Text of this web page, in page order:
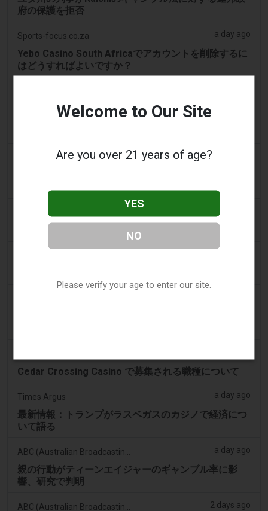
府の保護を拒否
Sports-focus.co.za a day ago
Yebo Casino South Africaでアカウントを削除するに
はどうすればよいですか？
マスターカードを使用するオンラインギャンブル施設
での最高のマスターカードカジノ：マスターカードの
The Conversation
はじめに：ビットコインギャンブル施設の増加
Cedar Crossing Casino で募集される職種について
Times Argus a day ago
最新情報：トランプがラスベガスのカジノで経済につ
いて語る
a day ago
親の行動がティーンエイジャーのギャンブル率に影
響、研究で判明
2 days ago
Welcome to Our Site
Are you over 21 years of age?
YES
NO
Please verify your age to enter our site.